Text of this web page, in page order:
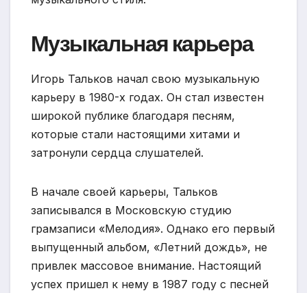
Музыкальная карьера
Игорь Тальков начал свою музыкальную
карьеру в 1980-х годах. Он стал известен
широкой публике благодаря песням,
которые стали настоящими хитами и
затронули сердца слушателей.
В начале своей карьеры, Тальков
записывался в Московскую студию
грамзаписи «Мелодия». Однако его первый
выпущенный альбом, «Летний дождь», не
привлек массовое внимание. Настоящий
успех пришел к нему в 1987 году с песней